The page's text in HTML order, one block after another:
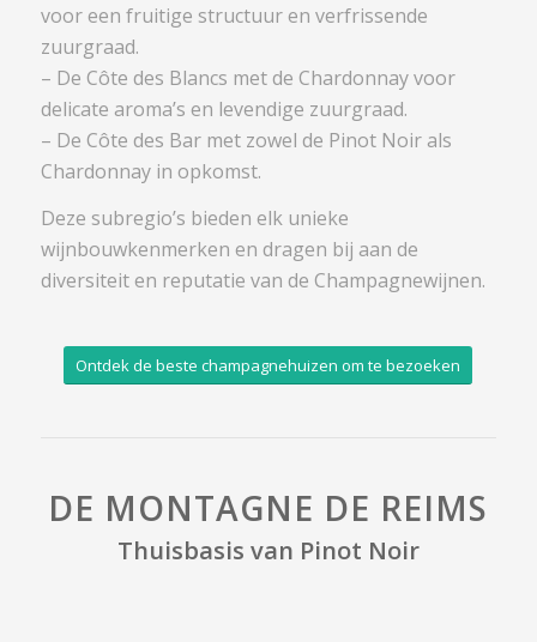
voor een fruitige structuur en verfrissende
zuurgraad.
– De Côte des Blancs met de Chardonnay voor
delicate aroma’s en levendige zuurgraad.
– De Côte des Bar met zowel de Pinot Noir als
Chardonnay in opkomst.
Deze subregio’s bieden elk unieke
wijnbouwkenmerken en dragen bij aan de
diversiteit en reputatie van de Champagnewijnen.
Ontdek de beste champagnehuizen om te bezoeken
DE MONTAGNE DE REIMS
Thuisbasis van Pinot Noir